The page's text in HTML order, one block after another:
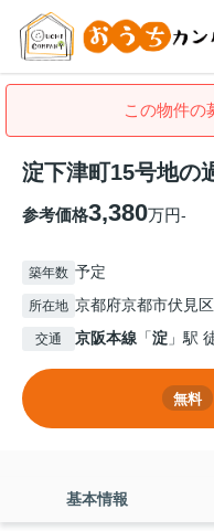
この物件の
淀下津町15号地の
参考価格3,380万円-
築年数 予定
所在地 京都府京都市伏見
交通 京阪本線 「淀 」駅
無料
基本情報